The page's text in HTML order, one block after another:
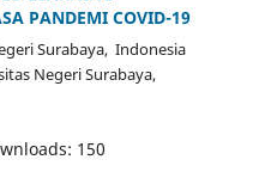
PANDEMI COVID-19
Surabaya, Indonesia
Negeri Surabaya,
150